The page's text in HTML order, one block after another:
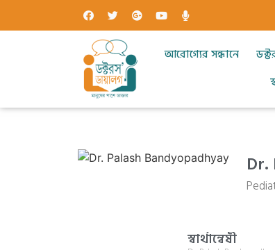
আরোগ্যের সন্ধানে
Dr.
স্বার্থান্বেষী